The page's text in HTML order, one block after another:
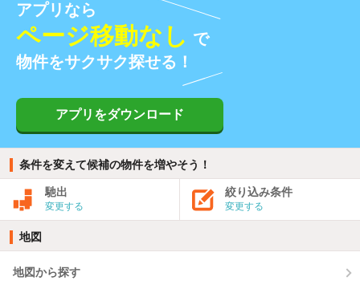
アプリなら
ページ移動なし で
物件をサクサク探せる！
アプリをダウンロード
条件を変えて候補の物件を増やそう！
馳出
変更する
絞り込み条件
変更する
地図
地図から探す